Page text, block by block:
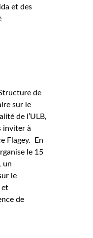
et des
de
sur le
de l’ULB,
inviter à
Flagey. En
le 15
un
le
et
de